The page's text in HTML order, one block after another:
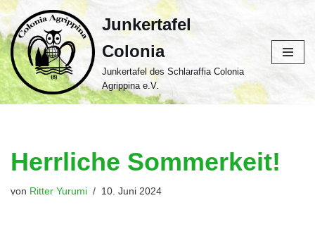
Zum
Inhalt
springen
Junkertafel
Colonia
Junkertafel des Schlaraffia Colonia
Agrippina e.V.
Herrliche Sommerkeit!
von Ritter Yurumi 10. Juni 2024